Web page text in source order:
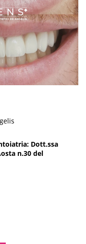
Dott.ssa
n.30 del